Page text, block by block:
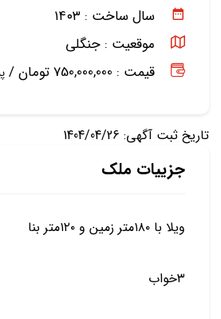
سال ساخت : ۱۴۰۳
موقعیت : جنگلی
قیمت : 750,000,000 تومان /
تاریخ ثبت آگهی: 1404/04/26
جزییات ملک
ویلا با ۱۸۰متر زمین و ۱۲۰متر بنا
۳خواب